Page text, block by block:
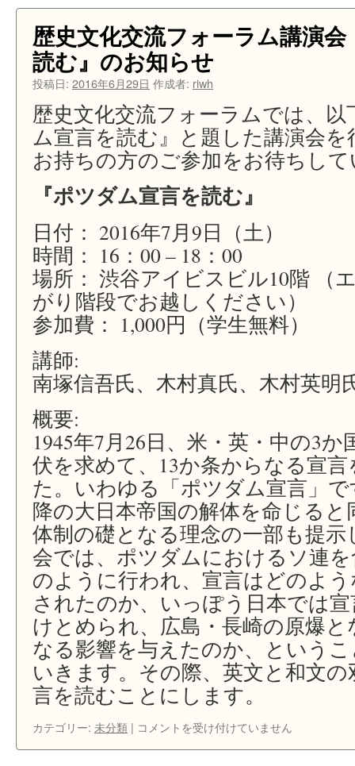
ナ
ビ
ゲ
ー
ト
す
る』
が
刊
行
さ
れ
ま
た
は
歴史文化交流フォーラム講演
読む』のお知らせ
投稿日: 2016年6月29日 作成者: riwh
歴史文化交流フォーラムでは、
ム宣言を読む』と題した講演会
お持ちの方のご参加をお待ちし
『ポツダム宣言を読む』
日付： 2016年7月9日（土）
時間： 16：00 – 18：00
場所： 渋谷アイビスビル10階 （
がり階段でお越しください）
参加費： 1,000円（学生無料）
講師:
南塚信吾氏、木村真氏、木村英明
概要:
1945年7月26日、米・英・中の3
伏を求めて、13か条からなる宣
た。いわゆる「ポツダム宣言」
降の大日本帝国の解体を命じる
体制の礎となる理念の一部も提
会では、ポツダムにおけるソ連
のように行われ、宣言はどのよ
されたのか、いっぽう日本では
けとめられ、広島・長崎の原爆
なる影響を与えたのか、という
いきます。その際、英文と和文
言を読むことにします。
カテゴリー: 未分類 | 歴
コメントを受け付けていません